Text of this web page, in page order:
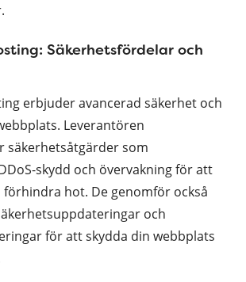
Säkerhetsfördelar och
erbjuder avancerad säkerhet och
Leverantören
säkerhetsåtgärder som
skydd och övervakning för att
hot. De genomför också
och
för att skydda din webbplats